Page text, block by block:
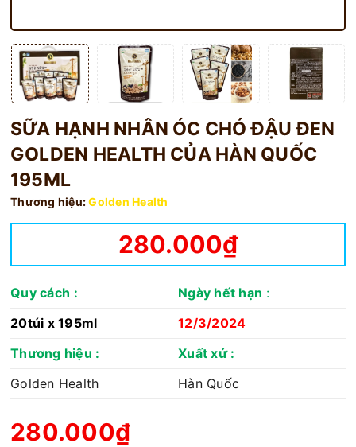
SỮA HẠNH NHÂN ÓC CHÓ ĐẬU ĐEN
GOLDEN HEALTH CỦA HÀN QUỐC
195ML
Thương hiệu:Golden Health
280.000₫
Quy cách : Ngày hết hạn :
20túi x 195ml
12/3/2024
Thương hiệu :
Xuất xứ :
Golden Health
Hàn Quốc
280.000₫